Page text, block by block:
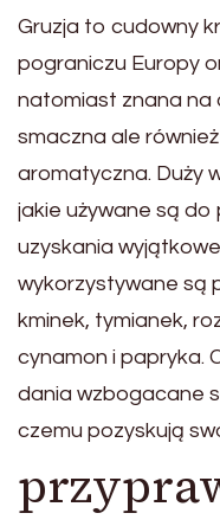
Gruzja to cudowny
pograniczu Europy
natomiast znana na
smaczna ale
aromatyczna. Duży
jakie używane są do
uzyskania
wykorzystywane są
kminek, tymianek,
cynamon i papryka.
dania wzbogacane
czemu pozyskują